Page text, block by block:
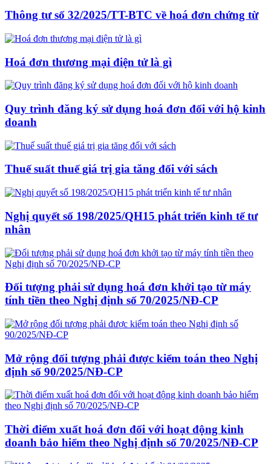
Thông tư số 32/2025/TT-BTC về hoá đơn chứng từ
Hoá đơn thương mại điện tử là gì
Quy trình đăng ký sử dụng hoá đơn đối với hộ kinh
doanh
Thuế suất thuế giá trị gia tăng đối với sách
Nghị quyết số 198/2025/QH15 phát triển kinh tế tư
nhân
Đối tượng phải sử dụng hoá đơn khởi tạo từ máy
tính tiền theo Nghị định số 70/2025/NĐ-CP
Mở rộng đối tượng phải được kiểm toán theo Nghị
định số 90/2025/NĐ-CP
Thời điểm xuất hoá đơn đối với hoạt động kinh
doanh bảo hiểm theo Nghị định số 70/2025/NĐ-CP